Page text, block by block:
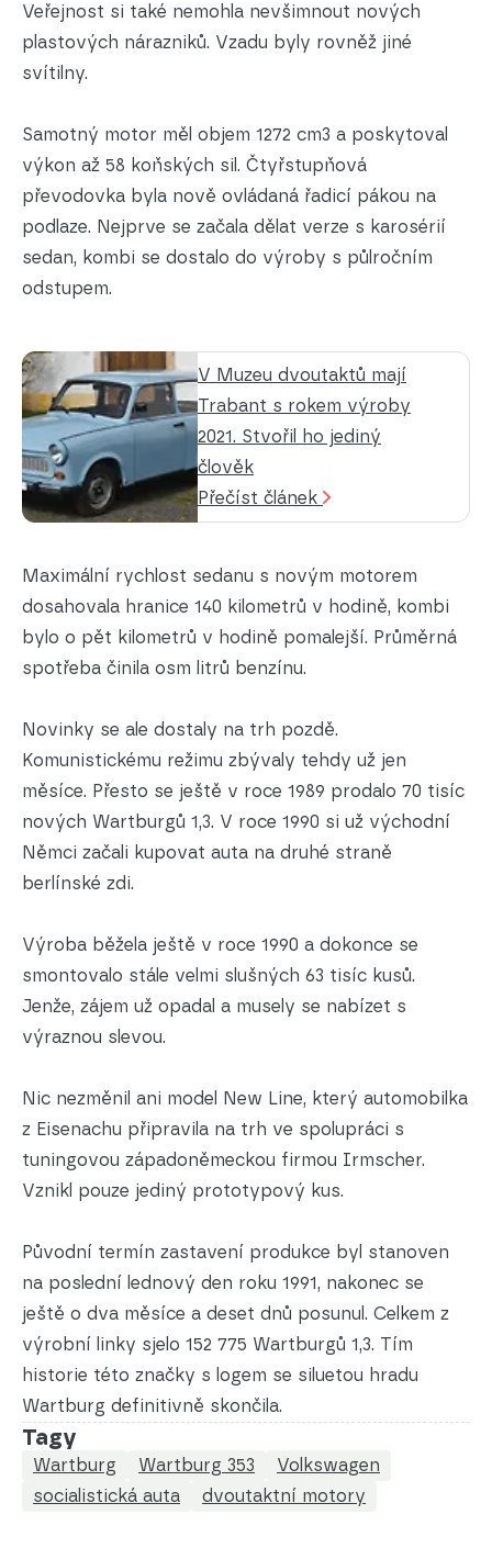
Veřejnost si také nemohla nevšimnout nových
plastových nárazniků. Vzadu byly rovněž jiné
svítilny.
Samotný motor měl objem 1272 cm3 a poskytoval
výkon až 58 koňských sil. Čtyřstupňová
převodovka byla nově ovládaná řadicí pákou na
podlaze. Nejprve se začala dělat verze s karosérií
sedan, kombi se dostalo do výroby s půlročním
odstupem.
V Muzeu dvoutaktů mají
Trabant s rokem výroby
2021. Stvořil ho jediný
člověk
Přečíst článek
Maximální rychlost sedanu s novým motorem
dosahovala hranice 140 kilometrů v hodině, kombi
bylo o pět kilometrů v hodině pomalejší. Průměrná
spotřeba činila osm litrů benzínu.
Novinky se ale dostaly na trh pozdě.
Komunistickému režimu zbývaly tehdy už jen
měsíce. Přesto se ještě v roce 1989 prodalo 70 tisíc
nových Wartburgů 1,3. V roce 1990 si už východní
Němci začali kupovat auta na druhé straně
berlínské zdi.
Výroba běžela ještě v roce 1990 a dokonce se
smontovalo stále velmi slušných 63 tisíc kusů.
Jenže, zájem už opadal a musely se nabízet s
výraznou slevou.
Nic nezměnil ani model New Line, který automobilka
z Eisenachu připravila na trh ve spolupráci s
tuningovou západoněmeckou firmou Irmscher.
Vznikl pouze jediný prototypový kus.
Původní termín zastavení produkce byl stanoven
na poslední lednový den roku 1991, nakonec se
ještě o dva měsíce a deset dnů posunul. Celkem z
výrobní linky sjelo 152 775 Wartburgů 1,3. Tím
historie této značky s logem se siluetou hradu
Wartburg definitivně skončila.
Tagy
Wartburg Wartburg 353
Volkswagen
socialistická auta
dvoutaktní motory